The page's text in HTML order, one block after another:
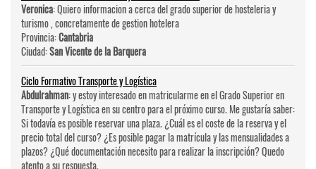
Veronica: Quiero informacion a cerca del grado superior de hosteleri­a y
turismo , concretamente de gestion hotelera
Provincia:Cantabria
Ciudad:San Vicente de la Barquera
Ciclo Formativo Transporte y Logística
Abdulrahman: y estoy interesado en matricularme en el Grado Superior en
Transporte y Logística en su centro para el próximo curso. Me gustaría saber:
Si todavía es posible reservar una plaza. ¿Cuál es el coste de la reserva y el
precio total del curso? ¿Es posible pagar la matrícula y las mensualidades a
plazos? ¿Qué documentación necesito para realizar la inscripción? Quedo
atento a su respuesta.